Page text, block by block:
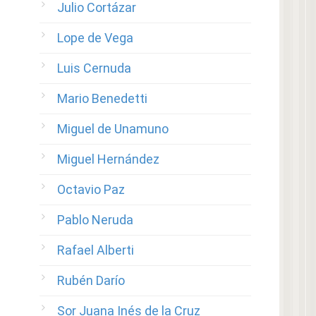
Julio Cortázar
Lope de Vega
Luis Cernuda
Mario Benedetti
Miguel de Unamuno
Miguel Hernández
Octavio Paz
Pablo Neruda
Rafael Alberti
Rubén Darío
Sor Juana Inés de la Cruz